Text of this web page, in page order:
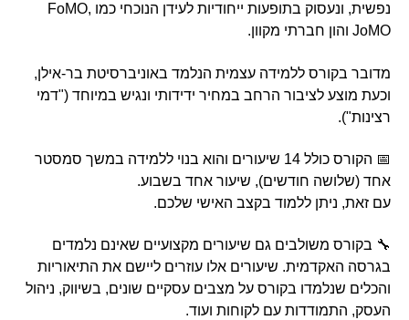
נפשית, ונעסוק בתופעות ייחודיות לעידן הנוכחי כמו FoMO,
JoMO והון חברתי מקוון.
מדובר בקורס ללמידה עצמית הנלמד באוניברסיטת בר-אילן,
וכעת מוצע לציבור הרחב במחיר ידידותי ונגיש במיוחד ("דמי
רצינות").
📅 הקורס כולל 14 שיעורים והוא בנוי ללמידה במשך סמסטר
אחד (שלושה חודשים), שיעור אחד בשבוע.
עם זאת, ניתן ללמוד בקצב האישי שלכם.
🔧 בקורס משולבים גם שיעורים מקצועיים שאינם נלמדים
בגרסה האקדמית. שיעורים אלו עוזרים ליישם את התיאוריות
והכלים שנלמדו בקורס על מצבים עסקיים שונים, בשיווק, ניהול
העסק, התמודדות עם לקוחות ועוד.